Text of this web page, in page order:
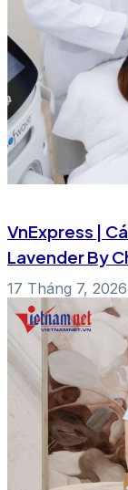
VnExpress |
Lavender By
17 Tháng 7, 2026